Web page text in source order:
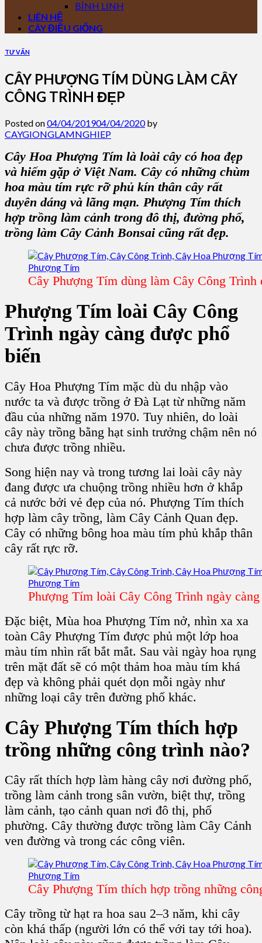
BÌNH LINH
LIÊN HỆ
CÂY ĐIỀU GIỐNG
TƯ VẤN
CÂY PHƯỢNG TÍM DÙNG LÀM CÂY
CÔNG TRÌNH ĐẸP
Posted on04/04/201904/04/2020by
CAYGIONGLAMNGHIEP
Cây Hoa Phượng Tím là loài cây có hoa đẹp
và hiếm gặp ở Việt Nam. Cây có những chùm
hoa màu tím rực rỡ phủ kín thân cây rất
duyên dáng và lãng mạn. Phượng Tím thích
hợp trồng làm cảnh trong đô thị, đường phố,
trồng làm Cây Cảnh Bonsai cũng rất đẹp.
Cây Phượng Tím dùng làm Cây Công Trình
Phượng Tím loài Cây Công
Trình ngày càng được phổ
biến
Cây Hoa Phượng Tím mặc dù du nhập vào
nước ta và được trồng ở Đà Lạt từ những năm
đầu của những năm 1970. Tuy nhiên, do loài
cây này trồng bằng hạt sinh trưởng chậm nên nó
chưa được trồng nhiều.
Song hiện nay và trong tương lai loài cây này
đang được ưa chuộng trồng nhiều hơn ở khắp
cả nước bởi vẻ đẹp của nó. Phượng Tím thích
hợp làm cây trồng, làm Cây Cảnh Quan đẹp.
Cây có những bông hoa màu tím phủ khắp thân
cây rất rực rỡ.
Phượng Tím loài Cây Công Trình ngày
Đặc biệt, Mùa hoa Phượng Tím nở, nhìn xa xa
toàn Cây Phượng Tím được phủ một lớp hoa
màu tím nhìn rất bắt mắt. Sau vài ngày hoa rụng
trên mặt đất sẽ có một thảm hoa màu tím khá
đẹp và không phải quét dọn mỗi ngày như
những loại cây trên đường phố khác.
Cây Phượng Tím thích hợp
trồng những công trình nào?
Cây rất thích hợp làm hàng cây nơi đường phố,
trồng làm cảnh trong sân vườn, biệt thự, trồng
làm cảnh, tạo cảnh quan nơi đô thị, phố
phường. Cây thường được trồng làm Cây Cảnh
ven đường và trong các công viên.
Cây Phượng Tím thích hợp trồng những
Cây trồng từ hạt ra hoa sau 2–3 năm, khi cây
còn khá thấp (người lớn có thể với tay tới hoa).